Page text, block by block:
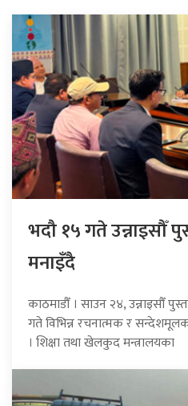
भदौ १५ गते उन्नाइसौँ
मनाइँदै
काठमाडौँ । साउन २४, उन्नाइसौँ
गते विभिन्न रचनात्मक र
। शिक्षा तथा खेलकुद मन्त्रालयका